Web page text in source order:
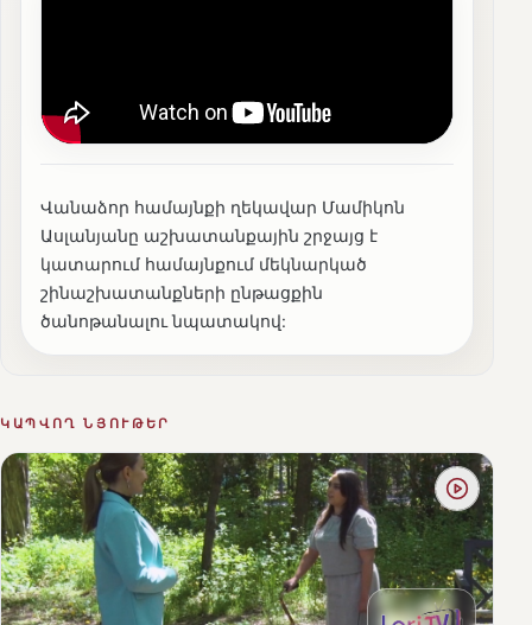
Վանաձոր համայնքի ղեկավար Մամիկոն
Ասլանյանը աշխատանքային շրջայց է
կատարում համայնքում մեկնարկած
շինաշխատանքների ընթացքին
ծանոթանալու նպատակով:
ԿԱՊՎՈՂ ՆՅՈՒԹԵՐ